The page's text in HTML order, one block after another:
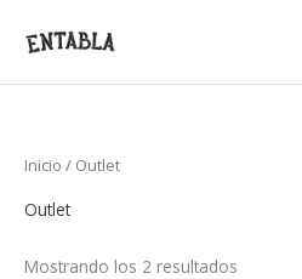
Inicio / Outlet
Outlet
Mostrando los 2 resultados